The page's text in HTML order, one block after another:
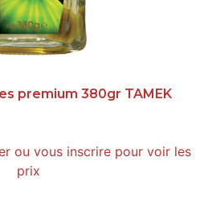
premium 380gr TAMEK
ou vous inscrire pour voir les
prix